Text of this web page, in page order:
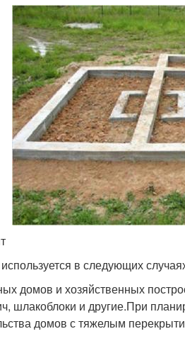
в следующих
домов и хозяйственных
шлакоблоки и другие.При
домов с тяжелым